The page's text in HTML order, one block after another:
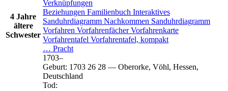
4 Jahre
ältere
Schwester
Verknüpfungen
Beziehungen Familienbuch Interaktives
Sanduhrdiagramm Nachkommen Sanduhrdiagramm
Vorfahren VorfahrenfächerVorfahrenkarte
Vorfahrentafel Vorfahrentafel, kompakt
… Pracht
1703–
Geburt: 1703 26 28 — Oberorke, Vöhl, Hessen,
Deutschland
Tod: